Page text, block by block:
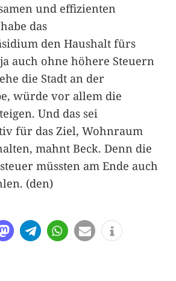
und effizienten
das
den Haushalt fürs
auch ohne höhere Steuern
die Stadt an der
würde vor allem die
Und das sei
für das Ziel, Wohnraum
mahnt Beck. Denn die
müssten am Ende auch
(den)